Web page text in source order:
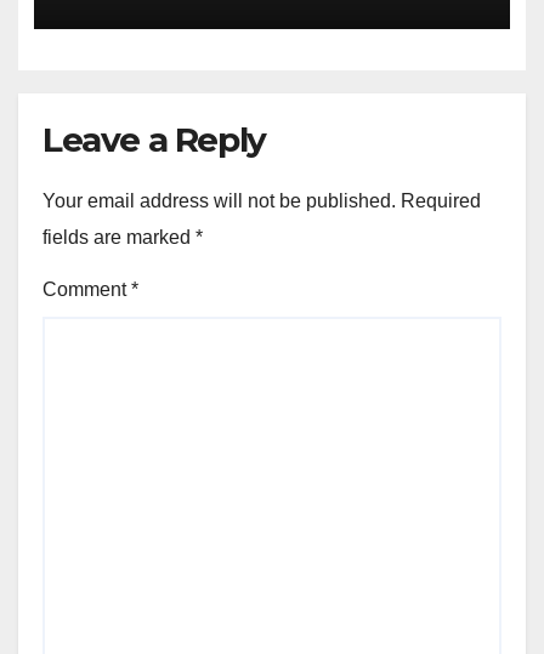
Leave a Reply
Your email address will not be published. Required
fields are marked *
Comment*